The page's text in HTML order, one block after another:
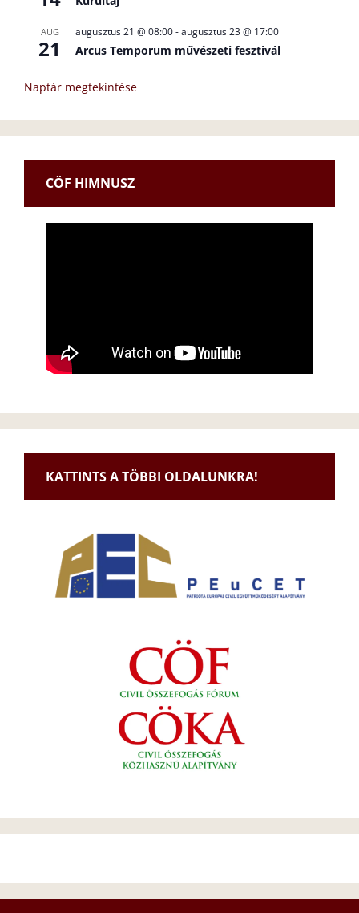
AUG
21
augusztus 21 @ 08:00-augusztus 23 @ 17:00
Arcus Temporum művészeti fesztivál
Naptár megtekintése
CÖF HIMNUSZ
KATTINTS A TÖBBI OLDALUNKRA!